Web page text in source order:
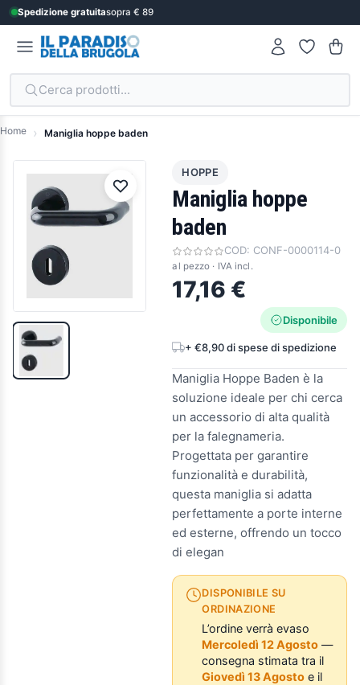
Spedizione gratuitasopra € 89
Cerca prodotti...
Home Maniglia hoppe baden
HOPPE
Maniglia hoppe
baden
COD: CONF-0000114-0
al pezzo · IVA incl.
17,16 €
Disponibile
+ €8,90 di spese di spedizione
Maniglia Hoppe Baden è la
soluzione ideale per chi cerca
un accessorio di alta qualità
per la falegnameria.
Progettata per garantire
funzionalità e durabilità,
questa maniglia si adatta
perfettamente a porte interne
ed esterne, offrendo un tocco
di elegan
DISPONIBILE SU
ORDINAZIONE
L’ordine verrà evaso
Mercoledì 12 Agosto —
consegna stimata tra il
Giovedì 13 Agosto e il